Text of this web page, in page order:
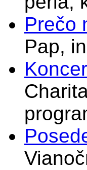
Prečo
Pap,